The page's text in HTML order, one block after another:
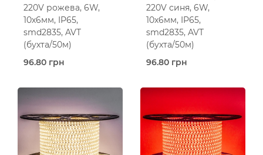
220V рожева, 6W,
10х6мм, IP65,
smd2835, AVT
(бухта/50м)
96.80 грн
Світлодіодна стрічка
AVT
Рожеве
світло
6 Вт
220V синя, 6W,
10х6мм, IP65,
smd2835, AVT
(бухта/50м)
96.80 грн
Світлодіодна стрічка
AVT
Синє
світло
6 Вт